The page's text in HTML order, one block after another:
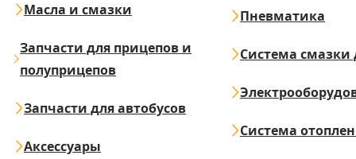
Масла и смазки
Запчасти для прицепов и
полуприцепов
Запчасти для автобусов
Аксессуары
Пневматика
Система смазки
Система